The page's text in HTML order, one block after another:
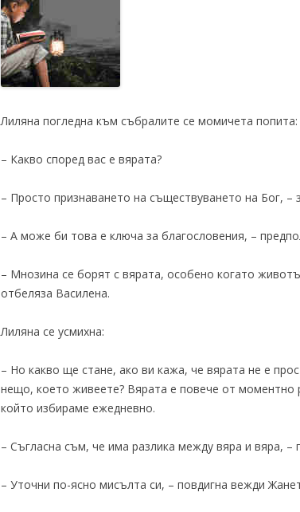
Лиляна погледна към събралите се момичета попита:
– Какво според вас е вярата?
– Просто признаването на съществуването на Бог, –
– А може би това е ключа за благословения, –
– Мнозина се борят с вярата, особено когато
отбеляза Василена.
Лиляна се усмихна:
– Но какво ще стане, ако ви кажа, че вярата не е
нещо, което живеете? Вярата е повече от моментно
който избираме ежедневно.
– Съгласна съм, че има разлика между вяра и вяра, –
– Уточни по-ясно мисълта си, – повдигна вежди